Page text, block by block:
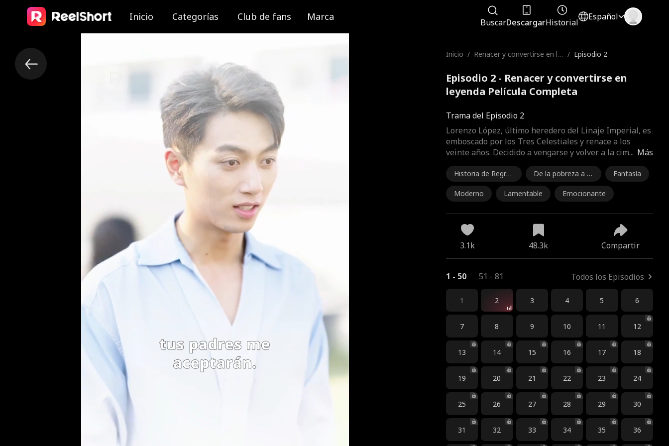
Inicio Categorías Club de fans Marca BuscarDescargarHistorial
Español
Inicio / Renacer y convertirse en le
/ Episodio 2
Episodio 2 - Renacer y convertirse en
leyenda Película Completa
Trama del Episodio 2
Más
Lorenzo López, último heredero del Linaje Imperial, es
emboscado por los Tres Celestiales y renace a los
veinte años. Decidido a vengarse y volver a la cim...
Historia de Regres
o
De la pobreza a la
riqueza
Fantasía
Moderno Lamentable Emocionante
3.1k 48.3k Compartir
1 - 50 51 - 81 Todos los Episodios
1 2 3 4 5 6
7 8 9 10 11 12
13 14 15 16 17 18
19 20 21 22 23 24
25 26 27 28 29 30
31 32 33 34 35 36